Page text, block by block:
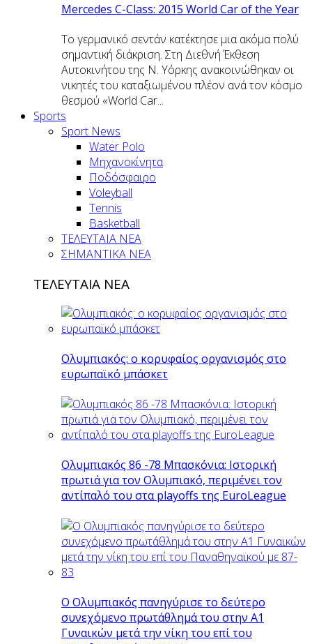
Mercedes C-Class: 2015 World Car of the Year
Το γερμανικό σεντάν κατέκτησε μια ακόμα πολύ
σημαντική διάκριση. Στη Διεθνή Έκθεση
Αυτοκινήτου της Ν. Υόρκης ανακοινώθηκαν οι
νικητές του καταξιωμένου πλέον ανά τον κόσμο
θεσμού «World Car...
Sports
Sport News
Water Polo
Μηχανοκίνητα
Ποδόσφαιρο
Voleyball
Tennis
Basketball
ΤΕΛΕΥΤΑΙΑ ΝΕΑ
ΣΗΜΑΝΤΙΚΑ ΝΕΑ
ΤΕΛΕΥΤΑΙΑ ΝΕΑ
Ολυμπιακός: ο κορυφαίος οργανισμός στο
ευρωπαϊκό μπάσκετ
Ολυμπιακός 86 -78 Μπασκόνια: Ιστορική
πρωτιά για τον Ολυμπιακό, περιμένει τον
αντίπαλό του στα playoffs της EuroLeague
Ο Ολυμπιακός πανηγύρισε το δεύτερο
συνεχόμενο πρωτάθλημά του στην Α1
Γυναικών μετά την νίκη του επί του